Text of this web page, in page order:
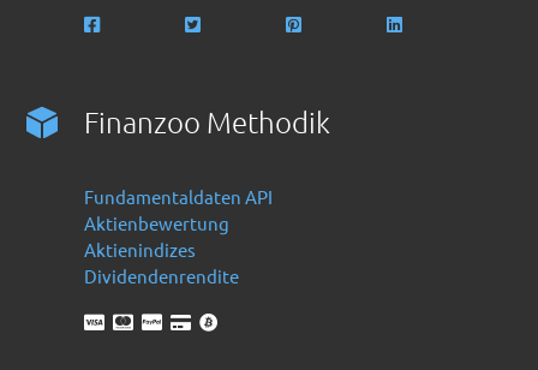
Finanzoo Methodik
Fundamentaldaten API
Aktienbewertung
Aktienindizes
Dividendenrendite